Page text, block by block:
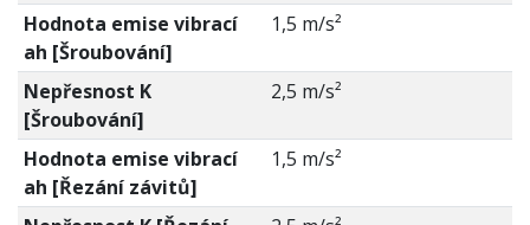
Hodnota emise vibrací
ah [Šroubování]
1,5 m/s²
Nepřesnost K
[Šroubování]
2,5 m/s²
Hodnota emise vibrací
ah [Řezání závitů]
1,5 m/s²